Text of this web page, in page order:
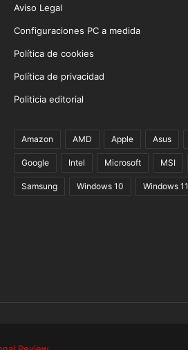
Aviso Legal
Configuraciones PC a medida
Política de cookies
Política de privacidad
Politicia editorial
Amazon AMD Apple Asus
Google Intel Microsoft MSI
Samsung Windows 10 Windows 11